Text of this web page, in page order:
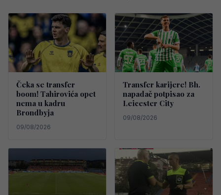
Čeka se transfer
boom! Tahirovića opet
nema u kadru
Brondbyja
09/08/2026
Transfer karijere! Bh.
napadač potpisao za
Leicester City
09/08/2026